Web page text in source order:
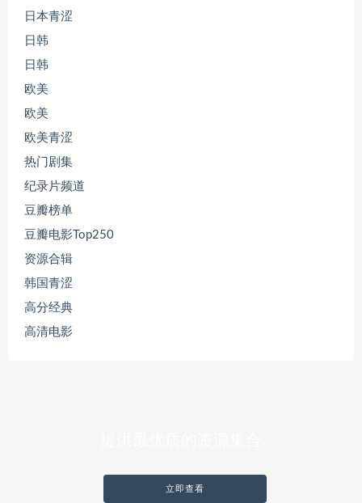
日本青涩
日韩
日韩
欧美
欧美
欧美青涩
热门剧集
纪录片频道
豆瓣榜单
豆瓣电影Top250
资源合辑
韩国青涩
高分经典
高清电影
立即查看